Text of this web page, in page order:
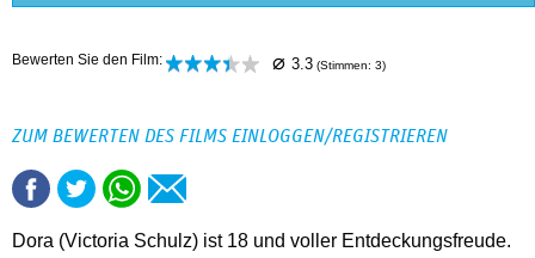
Bewerten Sie den Film: ⌀ 3.3 (Stimmen: 3)
ZUM BEWERTEN DES FILMS EINLOGGEN/REGISTRIEREN
Dora (Victoria Schulz) ist 18 und voller Entdeckungsfreude.